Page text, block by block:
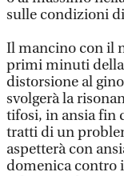
sulle condizioni
Il mancino con il
primi minuti della
distorsione al
svolgerà la
tifosi, in ansia fin
tratti di un
aspetterà con
domenica contro